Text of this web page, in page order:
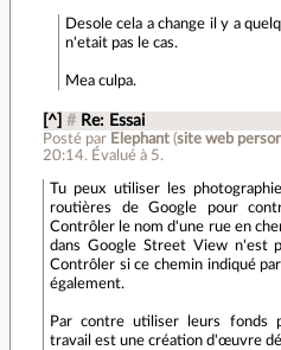
Desole cela a change il y a
n'etait pas le cas.
Mea culpa.
[^] # Re: Essai
Posté par Elephant (site web
20:14. Évalué à 5.
Tu peux utiliser les
routières de Google pour
Contrôler le nom d'une rue en
dans Google Street View n'est
Contrôler si ce chemin indiqué
également.
Par contre utiliser leurs fonds
travail est une création d'œuvre